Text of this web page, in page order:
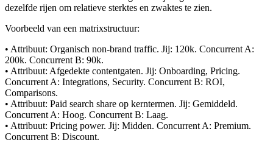
dezelfde rijen om relatieve sterktes en zwaktes te zien.
Voorbeeld van een matrixstructuur:
• Attribuut: Organisch non-brand traffic. Jij: 120k. Concurrent A:
200k. Concurrent B: 90k.
• Attribuut: Afgedekte contentgaten. Jij: Onboarding, Pricing.
Concurrent A: Integrations, Security. Concurrent B: ROI,
Comparisons.
• Attribuut: Paid search share op kerntermen. Jij: Gemiddeld.
Concurrent A: Hoog. Concurrent B: Laag.
• Attribuut: Pricing power. Jij: Midden. Concurrent A: Premium.
Concurrent B: Discount.